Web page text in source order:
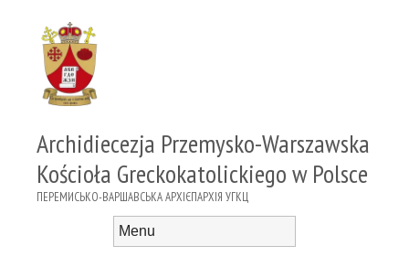
Archidiecezja Przemysko-Warszawska
Kościoła Greckokatolickiego w Polsce
ПЕРЕМИСЬКО-ВАРШАВСЬКА АРХІЄПАРХІЯ УГКЦ